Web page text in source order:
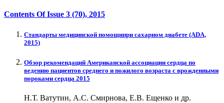
Contents Of Issue 3 (70), 2015
Стандарты медицинской помощипри сахарном диабете (ADA,
2015)
Обзор рекомендаций Американской ассоциации сердца по
ведению пациентов среднего и пожилого возраста с врожденными
пороками сердца 2015
Н.Т. Ватутин, А.С. Смирнова, Е.В. Ещенко и др.